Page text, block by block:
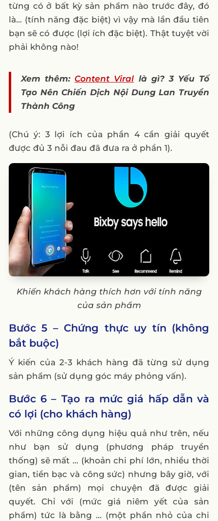
từng có ở bất kỳ sản phẩm nào trước đây, đó
là… (tính năng đặc biệt) vì vậy mà lần đầu tiên
bạn sẽ có được (lợi ích đặc biệt). Thật tuyệt vời
phải không nào!
Xem thêm: Content Viral là gì? 3 Yếu Tố
Tạo Nên Chiến Dịch Nội Dung Lan Truyền
Thành Công
(Chú ý: 3 lợi ích của phần 4 cần giải quyết
được đủ 3 nỗi đau đã đưa ra ở phần 1).
Khiến khách hàng thích hơn với tính năng
của sản phẩm
Bước 5 – Chứng thực uy tín (không
bắt buộc)
Ý kiến của 2-3 khách hàng đã từng sử dụng
sản phẩm (sử dụng góc máy phỏng vấn).
Bước 6 – Tạo ra mức giá hấp dẫn và
có lợi (cho khách hàng)
Với những công dụng hiệu quả như trên, nếu
như bạn sử dụng (phương pháp truyền
thống) sẽ mất … (khoản chi phí lớn, nhiều thời
gian, tiền bạc và công sức) nhưng bây giờ, với
(tên sản phẩm) mọi chuyện đã được giải
quyết. Chỉ với (mức giá niêm yết của sản
phẩm) tức là bằng … (một phần nhỏ của chi